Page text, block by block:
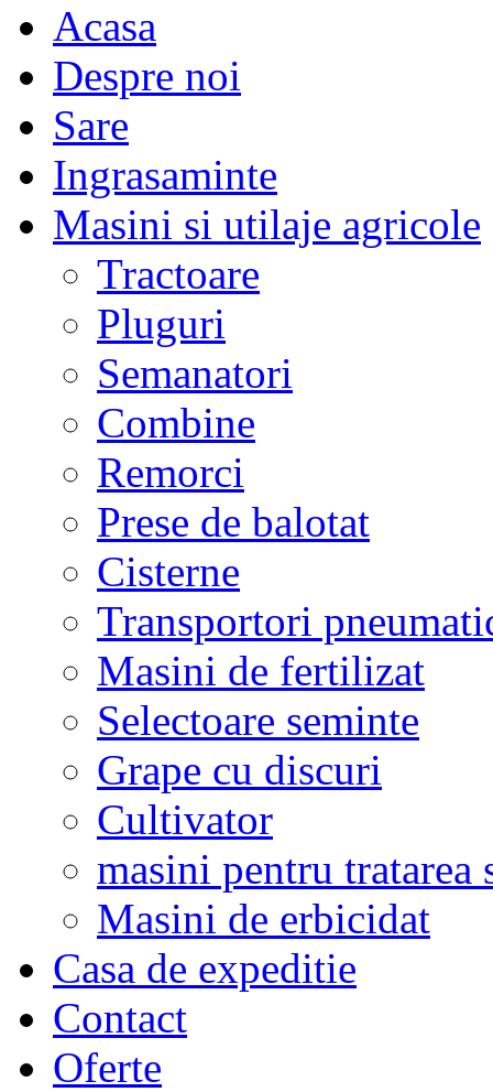
Acasa
Despre noi
Sare
Ingrasaminte
Masini si utilaje agricole
Tractoare
Pluguri
Semanatori
Combine
Remorci
Prese de balotat
Cisterne
Transportori
Masini de fertilizat
Selectoare seminte
Grape cu discuri
Cultivator
masini pentru tratarea
Masini de erbicidat
Casa de expeditie
Contact
Oferte